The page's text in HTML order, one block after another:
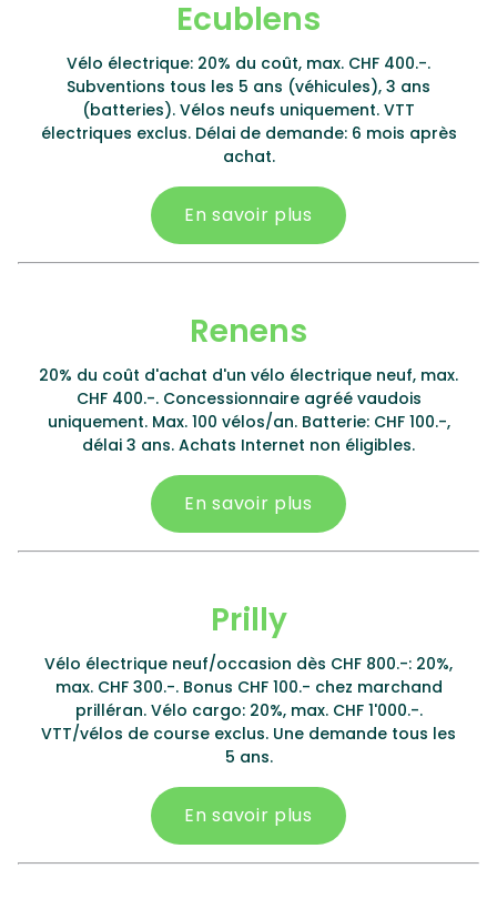
Ecublens
Vélo électrique: 20% du coût, max. CHF 400.-.
Subventions tous les 5 ans (véhicules), 3 ans
(batteries). Vélos neufs uniquement. VTT
électriques exclus. Délai de demande: 6 mois après
achat.
En savoir plus
Renens
20% du coût d'achat d'un vélo électrique neuf, max.
CHF 400.-. Concessionnaire agréé vaudois
uniquement. Max. 100 vélos/an. Batterie: CHF 100.-,
délai 3 ans. Achats Internet non éligibles.
En savoir plus
Prilly
Vélo électrique neuf/occasion dès CHF 800.-: 20%,
max. CHF 300.-. Bonus CHF 100.- chez marchand
prilléran. Vélo cargo: 20%, max. CHF 1'000.-.
VTT/vélos de course exclus. Une demande tous les
5 ans.
En savoir plus